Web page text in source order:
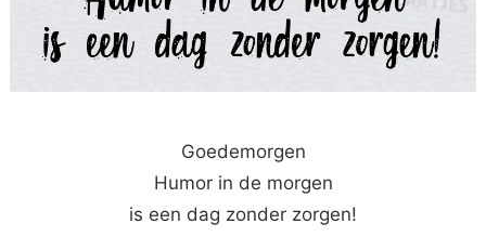
Goedemorgen
Humor in de morgen
is een dag zonder zorgen!